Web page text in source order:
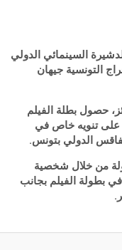
السينمائي الدولي
التونسية جيهان
حصول بطلة الفيلم
على تنويه خاص في
الدولي بتونس.
من خلال شخصية
بطولة الفيلم بجانب